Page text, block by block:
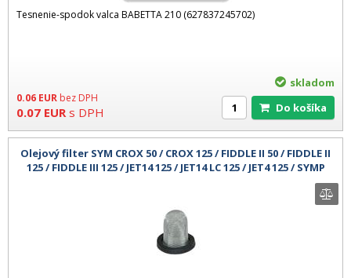
Tesnenie-spodok valca BABETTA 210 (627837245702)
0.06 EUR bez DPH
0.07 EUR s DPH
skladom
Do košíka
Olejový filter SYM CROX 50 / CROX 125 / FIDDLE II 50 / FIDDLE II
125 / FIDDLE III 125 / JET14 125 / JET14 LC 125 / JET4 125 / SYMP